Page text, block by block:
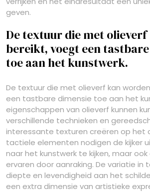
geven.
De textuur die met
bereikt, voegt een
toe aan het kunstwerk.
De textuur die met olieverf kan
een tastbare dimensie toe aan het
eigenschappen van olieverf kunnen
verschillende technieken en
interessante texturen creëren op het
tactiele elementen nodigen de kijker
naar het kunstwerk te kijken, maar
ervaren door aanraking. De variatie in
diepte en levendigheid aan het
een extra dimensie van artistieke